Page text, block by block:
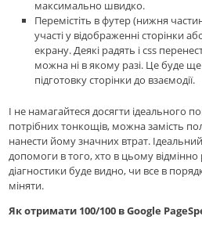
максимально швидко.
Перемістіть в футер (нижня
участі у відображенні сторінки
екрану. Деякі радять і css
можна ні в якому разі. Це буде
підготовку сторінки до взаємодії.
І не намагайтеся досягти ідеального
потрібних тонкощів, можна замість
нанести йому значних втрат.
допомоги в того, хто в цьому відмінно
діагностики буде видно, чи все в
міняти.
Як отримати 100/100 в Google